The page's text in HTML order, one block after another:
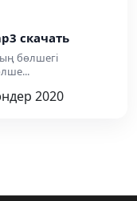
скачать
бөлшегі
2020